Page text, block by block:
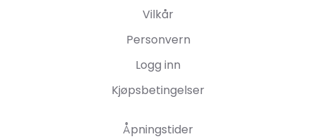
Vilkår
Personvern
Logg inn
Kjøpsbetingelser
Åpningstider